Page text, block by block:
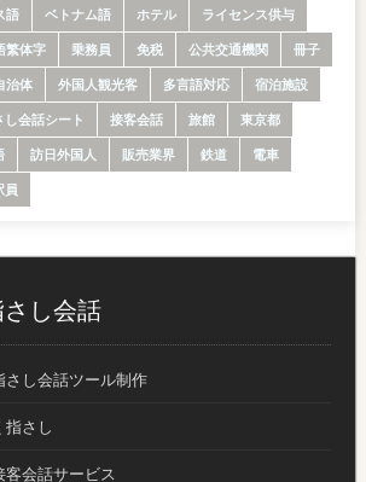
語 ベトナム語 ホテル
ライセンス供与
繁体字 乗務員 免税 公共交通機関
冊子
治体 外国人観光客 多言語対応
宿泊施設
し会話シート 接客会話 旅館
東京都
訪日外国人 販売業界 鉄道
電車
員
し会話
さし会話ツール制作
指さし
客会話サービス